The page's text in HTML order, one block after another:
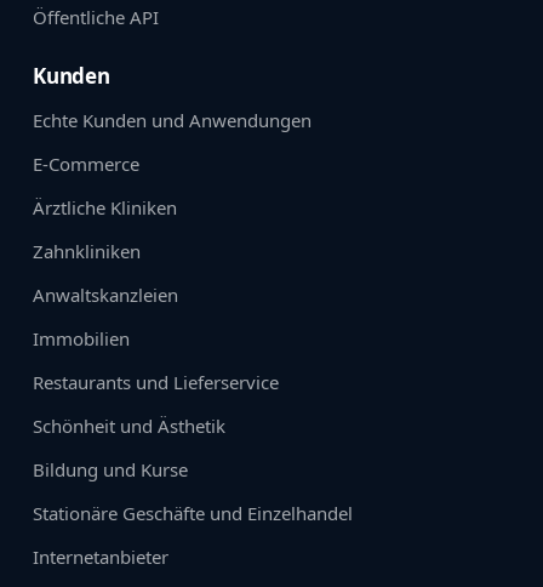
Öffentliche API
Kunden
Echte Kunden und Anwendungen
E-Commerce
Ärztliche Kliniken
Zahnkliniken
Anwaltskanzleien
Immobilien
Restaurants und Lieferservice
Schönheit und Ästhetik
Bildung und Kurse
Stationäre Geschäfte und Einzelhandel
Internetanbieter